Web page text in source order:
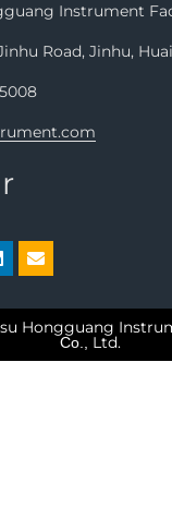
Instrument
Road, Jinhu,
Hongguang
Co., Ltd.